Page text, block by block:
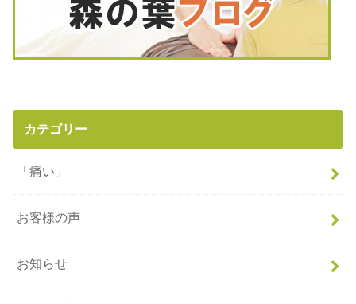
カテゴリー
「痛い」
お客様の声
お知らせ